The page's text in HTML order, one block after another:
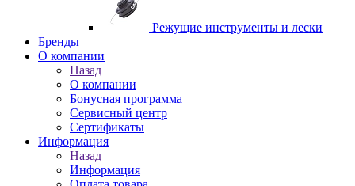
Режущие инструменты и лески
Бренды
О компании
Назад
О компании
Бонусная программа
Сервисный центр
Сертификаты
Информация
Назад
Информация